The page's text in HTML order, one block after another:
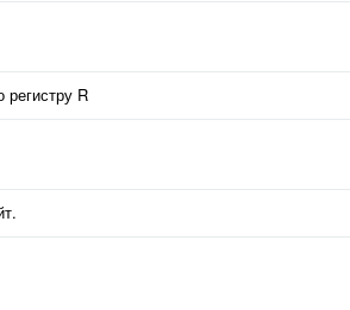
регистру R